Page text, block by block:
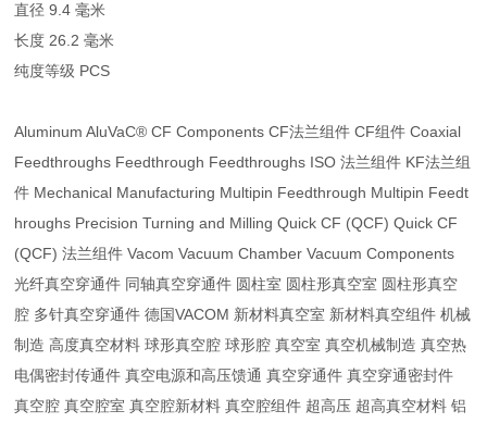
直径 9.4 毫米
长度 26.2 毫米
纯度等级 PCS
Aluminum AluVaC® CF Components CF法兰组件 CF组件 Coaxial
Feedthroughs Feedthrough Feedthroughs ISO 法兰组件 KF法兰组
件 Mechanical Manufacturing Multipin Feedthrough Multipin Feedt
hroughs Precision Turning and Milling Quick CF (QCF) Quick CF
(QCF) 法兰组件 Vacom Vacuum Chamber Vacuum Components
光纤真空穿通件 同轴真空穿通件 圆柱室 圆柱形真空室 圆柱形真空
腔 多针真空穿通件 德国VACOM 新材料真空室 新材料真空组件 机械
制造 高度真空材料 球形真空腔 球形腔 真空室 真空机械制造 真空热
电偶密封传通件 真空电源和高压馈通 真空穿通件 真空穿通密封件
真空腔 真空腔室 真空腔新材料 真空腔组件 超高压 超高真空材料 铝